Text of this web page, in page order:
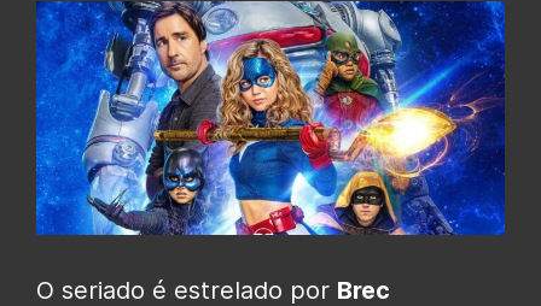
O seriado é estrelado por Brec